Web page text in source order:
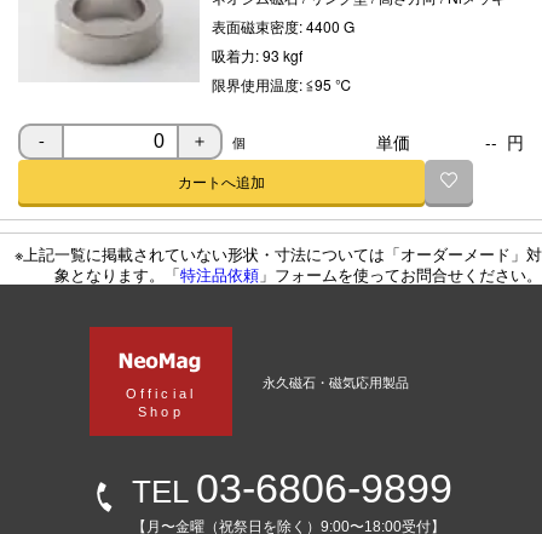
表面磁束密度:4400 G
吸着力:93 kgf
限界使用温度:≦95 ℃
- ＋ 個 単価 -- 円
カートへ追加
※上記一覧に掲載されていない形状・寸法については「オーダーメード」対
象となります。「特注品依頼 」フォームを使ってお問合せください。
Official
Shop
永久磁石・磁気応用製品
TEL 03-6806-9899
【月〜金曜（祝祭日を除く）9:00〜18:00受付】